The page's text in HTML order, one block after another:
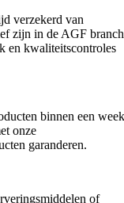
verzekerd van
zijn in de AGF
en kwaliteitscontroles
binnen een week
onze
garanderen.
of